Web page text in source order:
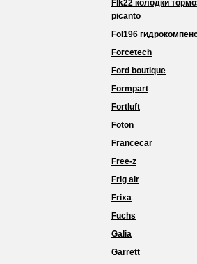
Flk22 колодки
picanto
Fol196
Forcetech
Ford boutique
Formpart
Fortluft
Foton
Francecar
Free-z
Frig air
Frixa
Fuchs
Galia
Garrett